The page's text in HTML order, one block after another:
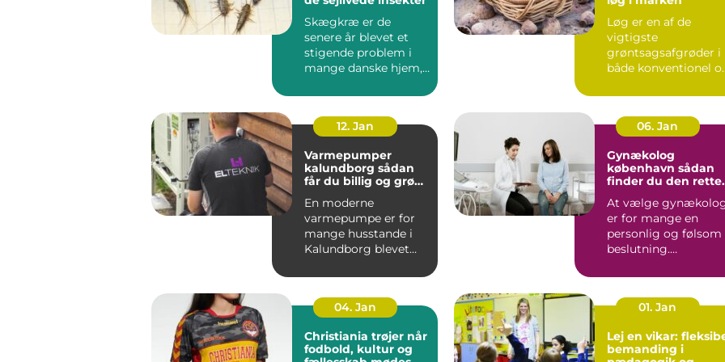
Skægkræ er de
senere år blevet et
stigende problem i
mange danske hjem,
undtagels...
Løg er en af de
vigtigste
grøntsagsafgrøder i
både konventionel
Når en avle...
12. Jan
Varmepumper
kalundborg sådan
får du billig og grøn
En moderne
varmepumpe er for
mange husstande i
Kalundborg blevet
varmeregning...
06. Jan
Gynækolog
københavn sådan
finder du den rette
At vælge
er for mange en
personlig og følsom
beslutning.
behandlinger for...
04. Jan
Christiania trøjer når
fodbold, kultur og
01. Jan
Lej en vikar:
bemanding i